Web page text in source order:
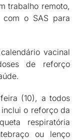
trabalho remoto,
o SAS para
vacinal
de reforço
(10), a todos
o reforço da
respiratória
ou lenço